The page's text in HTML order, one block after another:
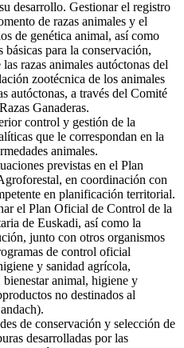
desarrollo. Gestionar el registro
de razas animales y el
de genética animal, así como
básicas para la conservación,
razas animales autóctonas del
zootécnica de los animales
autóctonas, a través del Comité
Ganaderas.
control y gestión de la
que le correspondan en la
animales.
previstas en el Plan
en coordinación con
en planificación territorial.
el Plan Oficial de Control de la
de Euskadi, así como la
junto con otros organismos
de control oficial
y sanidad agrícola,
animal, higiene y
no destinados al
de conservación y selección de
desarrolladas por las